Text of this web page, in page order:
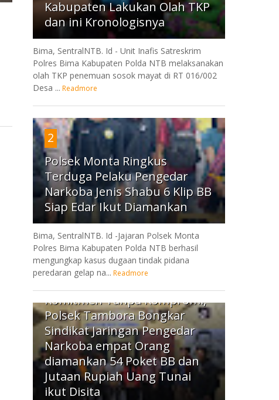
Kabupaten Lakukan Olah TKP
dan ini Kronologisnya
Bima, SentralNTB. Id - Unit Inafis Satreskrim
Polres Bima Kabupaten Polda NTB melaksanakan
olah TKP penemuan sosok mayat di RT 016/002
Desa ... Readmore
2
Polsek Monta Ringkus
Terduga Pelaku Pengedar
Narkoba Jenis Shabu 6 Klip BB
Siap Edar Ikut Diamankan
Bima, SentralNTB. Id -Jajaran Polsek Monta
Polres Bima Kabupaten Polda NTB berhasil
mengungkap kasus dugaan tindak pidana
peredaran gelap na... Readmore
3
Komitmen Tanpa Kompromi,
Polsek Tambora Bongkar
Sindikat Jaringan Pengedar
Narkoba empat Orang
diamankan 54 Poket BB dan
Jutaan Rupiah Uang Tunai
ikut Disita